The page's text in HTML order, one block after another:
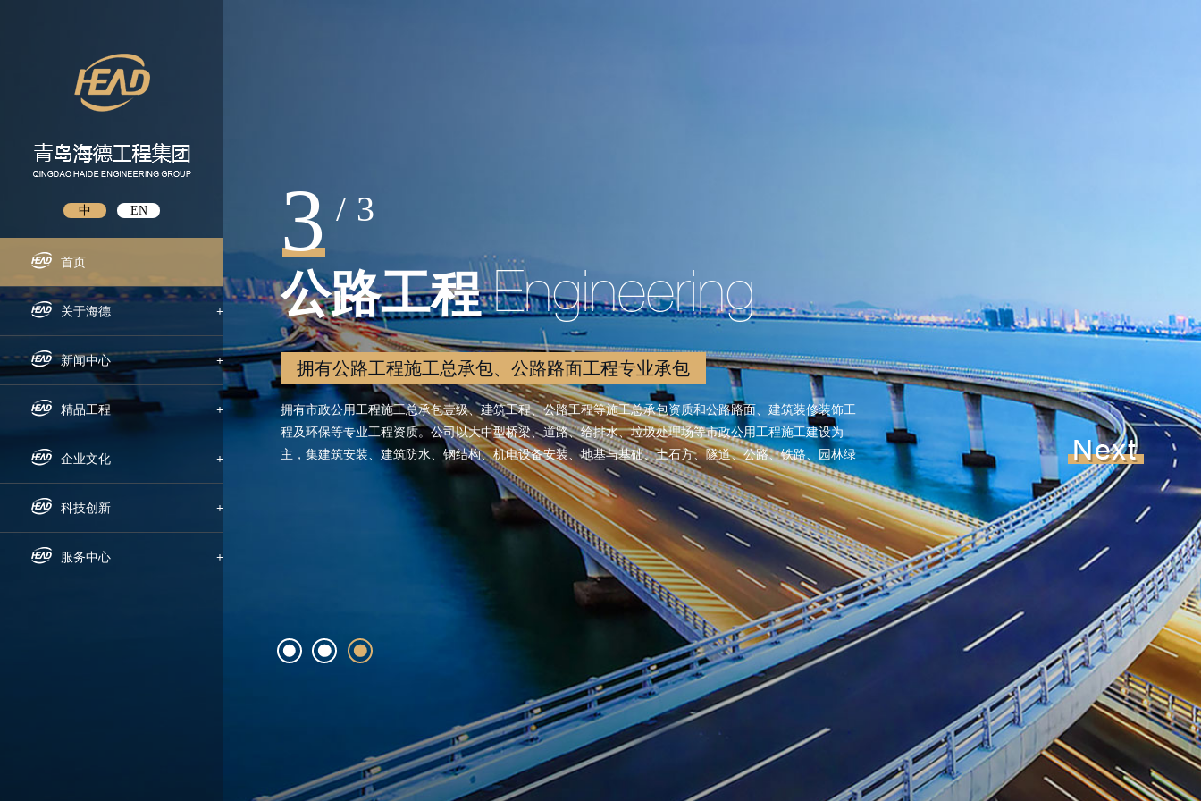
中 EN
首页
关于海德 +
企业概况
组织机构
下属公司
发展历程
荣誉资质
新闻中心 +
企业新闻
通知公告
招标信息
媒体聚焦
精品工程 +
国内工程
海外工程
企业文化 +
企业文化
员工风采
科技创新 +
科研动态
服务中心 +
3 / 3
公路工程 Engineering
拥有公路工程施工总承包、公路路面工程专业承包
拥有市政公用工程施工总承包壹级、建筑工程、公路工程等施工总承包资质和公路路面、建筑装修装饰工
程及环保等专业工程资质。公司以大中型桥梁、道路、给排水、垃圾处理场等市政公用工程施工建设为
主，集建筑安装、建筑防水、钢结构、机电设备安装、地基与基础、土石方、隧道、公路、铁路、园林绿